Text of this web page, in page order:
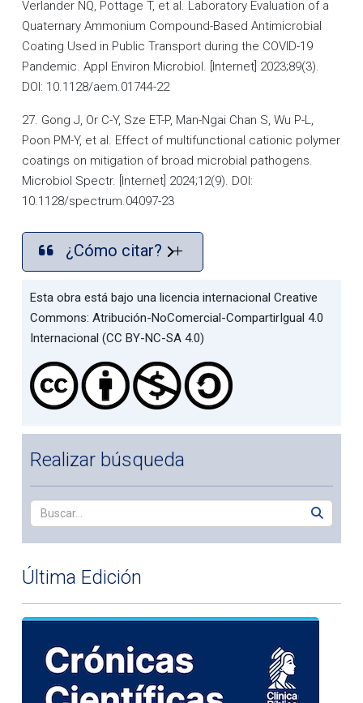
Verlander NQ, Pottage T, et al. Laboratory Evaluation of a
Quaternary Ammonium Compound-Based Antimicrobial
Coating Used in Public Transport during the COVID-19
Pandemic. Appl Environ Microbiol. [Internet] 2023;89(3).
DOI: 10.1128/aem.01744-22
27. Gong J, Or C-Y, Sze ET-P, Man-Ngai Chan S, Wu P-L,
Poon PM-Y, et al. Effect of multifunctional cationic polymer
coatings on mitigation of broad microbial pathogens.
Microbiol Spectr. [Internet] 2024;12(9). DOI:
10.1128/spectrum.04097-23
¿Cómo citar?
Esta obra está bajo una licencia internacional Creative
Commons: Atribución-NoComercial-CompartirIgual 4.0
Internacional (CC BY-NC-SA 4.0)
Realizar búsqueda
Última Edición